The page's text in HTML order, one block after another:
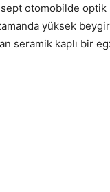
otomobilde optik
yüksek
seramik kaplı bir